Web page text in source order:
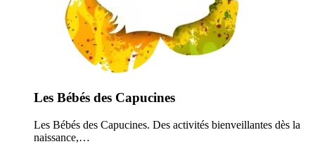
Les Bébés des Capucines
Les Bébés des Capucines. Des activités bienveillantes dès la
naissance,…